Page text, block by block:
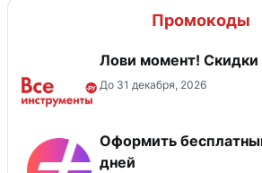
Промокоды
Лови момент! Скидки
До 31 декабря, 2026
Оформить
дней